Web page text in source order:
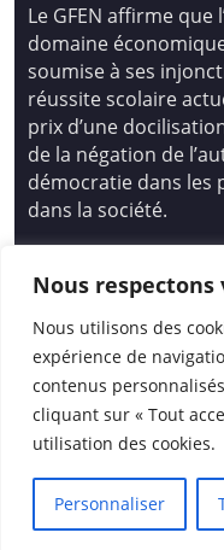
Nous
Nous utilisons des
expérience de
contenus
cliquant sur « Tout
utilisation des cookies.
Personnaliser
Le GFEN affirme que
domaine
soumise à ses
réussite scolaire
prix d’une
de la négation de
démocratie dans les
dans la société.
Nouvelle
14 avenue Spinoza
01 46 72 53 17 –